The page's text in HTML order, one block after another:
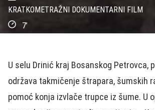
KRATKOMETRAŽNI DOKUMENTARNI FILM
7’
U selu Drinić kraј Bosanskog Petrovca,
održava takmičenje štrapara, šumskih
pomoć konja izvlače trupce iz šume. U